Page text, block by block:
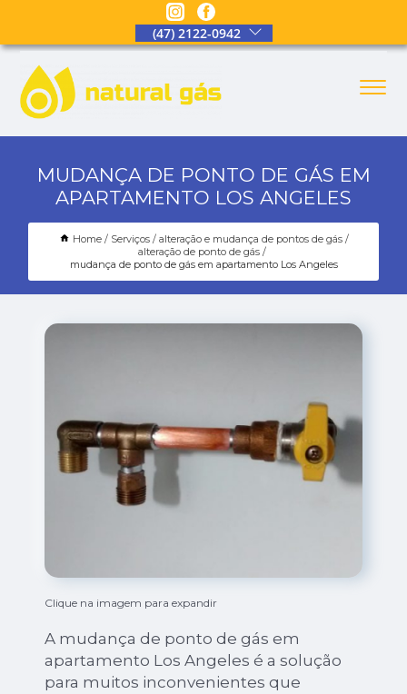
(47) 2122-0942
MUDANÇA DE PONTO DE GÁS EM
APARTAMENTO LOS ANGELES
Home Serviços
alteração e mudança de pontos de gás
alteração de ponto de gás
mudança de ponto de gás em apartamento Los Angeles
Clique na imagem para expandir
A mudança de ponto de gás em
apartamento Los Angeles é a solução
para muitos inconvenientes que